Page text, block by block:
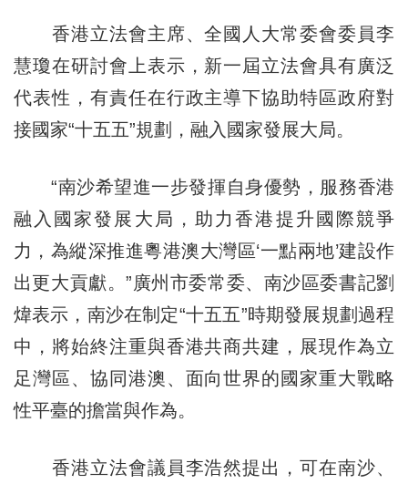
香港立法會主席、全國人大常委會委員李
慧瓊在研討會上表示，新一屆立法會具有廣泛
代表性，有責任在行政主導下協助特區政府對
接國家“十五五”規劃，融入國家發展大局。
“南沙希望進一步發揮自身優勢，服務香港
融入國家發展大局，助力香港提升國際競爭
力，為縱深推進粵港澳大灣區‘一點兩地’建設作
出更大貢獻。”廣州市委常委、南沙區委書記劉
煒表示，南沙在制定“十五五”時期發展規劃過程
中，將始終注重與香港共商共建，展現作為立
足灣區、協同港澳、面向世界的國家重大戰略
性平臺的擔當與作為。
香港立法會議員李浩然提出，可在南沙、